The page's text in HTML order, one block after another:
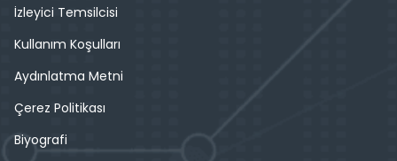
İzleyici Temsilcisi
Kullanım Koşulları
Aydınlatma Metni
Çerez Politikası
Biyografi